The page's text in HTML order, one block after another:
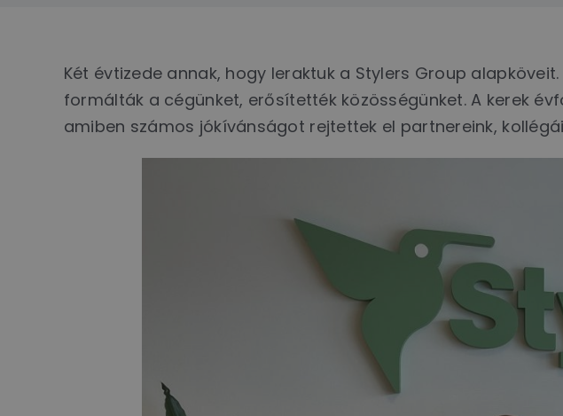
Két évtizede annak, hogy leraktuk a Stylers Group
formálták a cégünket, erősítették közösségünket. A kerek
amiben számos jókívánságot rejtettek el partnereink,